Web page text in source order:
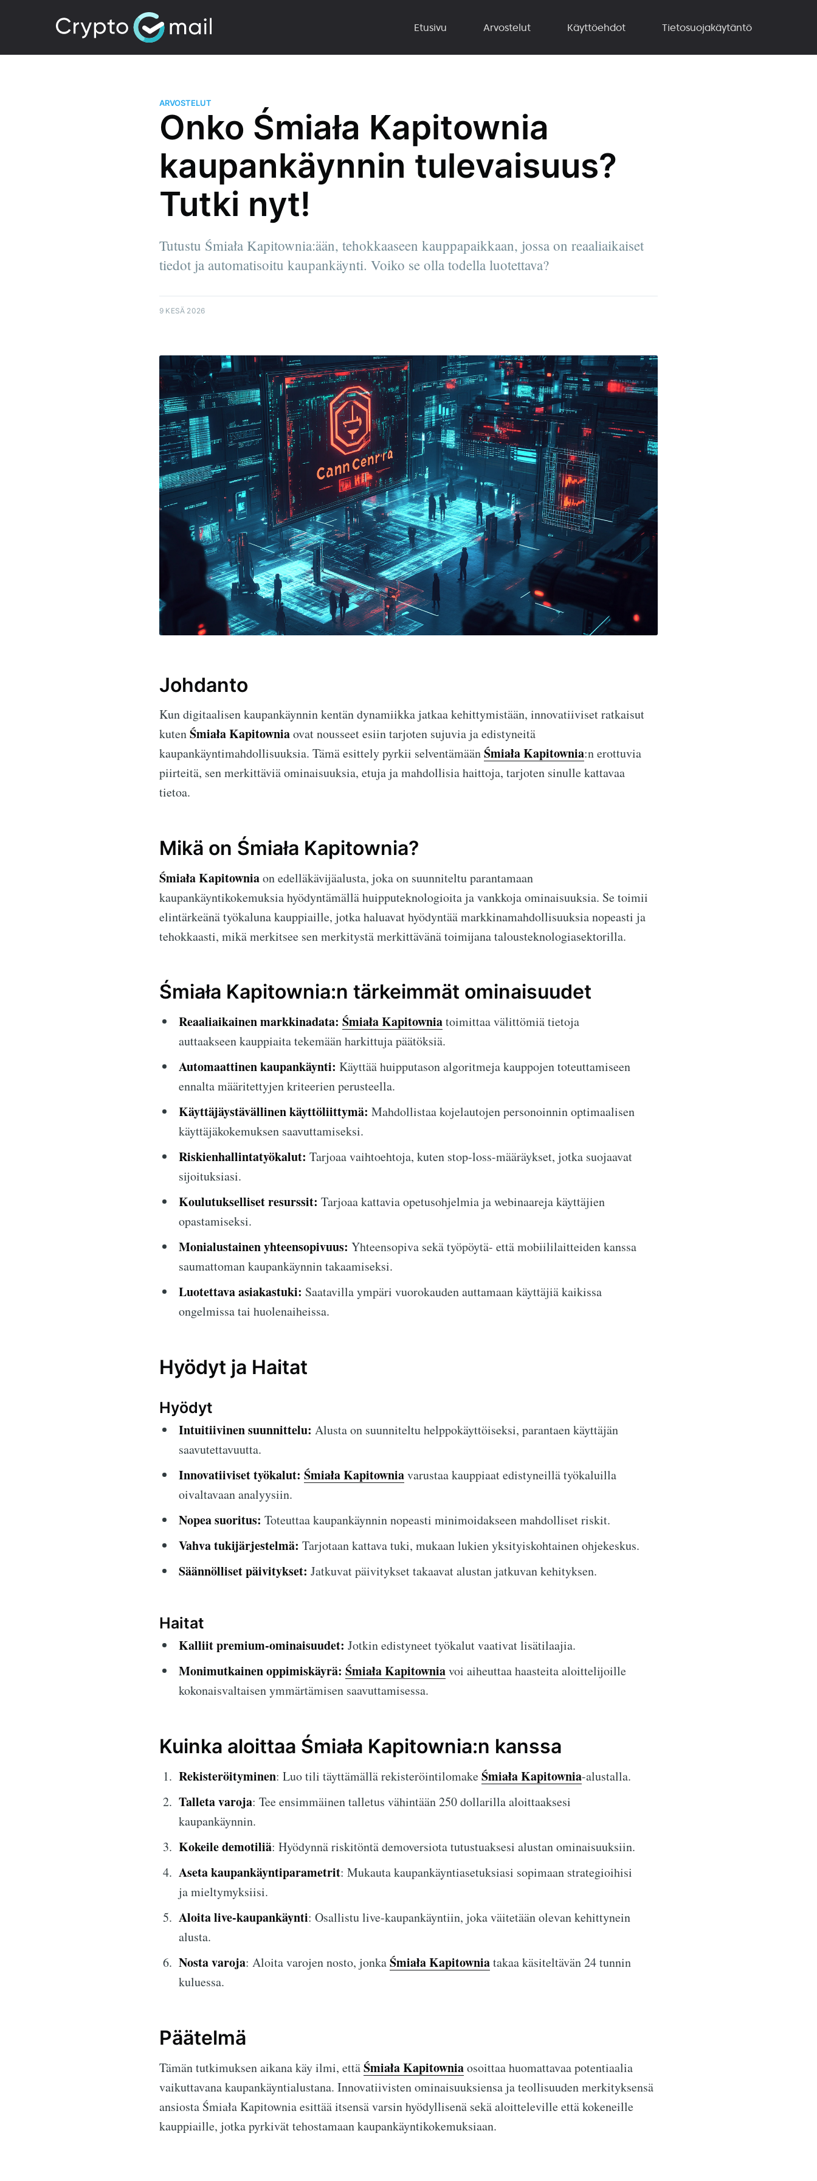
Etusivu Arvostelut Käyttöehdot Tietosuojakäytäntö
ARVOSTELUT
Onko Śmiała Kapitownia
kaupankäynnin tulevaisuus?
Tutki nyt!
Tutustu Śmiała Kapitownia:ään, tehokkaaseen kauppapaikkaan, jossa on reaaliaikaiset
tiedot ja automatisoitu kaupankäynti. Voiko se olla todella luotettava?
9 KESÄ 2026
Johdanto
Kun digitaalisen kaupankäynnin kentän dynamiikka jatkaa kehittymistään, innovatiiviset ratkaisut
kutenŚmiała Kapitowniaovat nousseet esiin tarjoten sujuvia ja edistyneitä
kaupankäyntimahdollisuuksia. Tämä esittely pyrkii selventämäänŚmiała Kapitownia:n erottuvia
piirteitä, sen merkittäviä ominaisuuksia, etuja ja mahdollisia haittoja, tarjoten sinulle kattavaa
tietoa.
Mikä on Śmiała Kapitownia?
Śmiała Kapitowniaon edelläkävijäalusta, joka on suunniteltu parantamaan
kaupankäyntikokemuksia hyödyntämällä huipputeknologioita ja vankkoja ominaisuuksia. Se toimii
elintärkeänä työkaluna kauppiaille, jotka haluavat hyödyntää markkinamahdollisuuksia nopeasti ja
tehokkaasti, mikä merkitsee sen merkitystä merkittävänä toimijana talousteknologiasektorilla.
Śmiała Kapitownia:n tärkeimmät ominaisuudet
Reaaliaikainen markkinadata: Śmiała Kapitowniatoimittaa välittömiä tietoja
auttaakseen kauppiaita tekemään harkittuja päätöksiä.
Automaattinen kaupankäynti: Käyttää huipputason algoritmeja kauppojen toteuttamiseen
ennalta määritettyjen kriteerien perusteella.
Käyttäjäystävällinen käyttöliittymä: Mahdollistaa kojelautojen personoinnin optimaalisen
käyttäjäkokemuksen saavuttamiseksi.
Riskienhallintatyökalut: Tarjoaa vaihtoehtoja, kuten stop-loss-määräykset, jotka suojaavat
sijoituksiasi.
Koulutukselliset resurssit: Tarjoaa kattavia opetusohjelmia ja webinaareja käyttäjien
opastamiseksi.
Monialustainen yhteensopivuus: Yhteensopiva sekä työpöytä- että mobiililaitteiden kanssa
saumattoman kaupankäynnin takaamiseksi.
Luotettava asiakastuki: Saatavilla ympäri vuorokauden auttamaan käyttäjiä kaikissa
ongelmissa tai huolenaiheissa.
Hyödyt ja Haitat
Hyödyt
Intuitiivinen suunnittelu: Alusta on suunniteltu helppokäyttöiseksi, parantaen käyttäjän
saavutettavuutta.
Innovatiiviset työkalut: Śmiała Kapitowniavarustaa kauppiaat edistyneillä työkaluilla
oivaltavaan analyysiin.
Nopea suoritus: Toteuttaa kaupankäynnin nopeasti minimoidakseen mahdolliset riskit.
Vahva tukijärjestelmä: Tarjotaan kattava tuki, mukaan lukien yksityiskohtainen ohjekeskus.
Säännölliset päivitykset: Jatkuvat päivitykset takaavat alustan jatkuvan kehityksen.
Haitat
Kalliit premium-ominaisuudet: Jotkin edistyneet työkalut vaativat lisätilaajia.
Monimutkainen oppimiskäyrä: Śmiała Kapitowniavoi aiheuttaa haasteita aloittelijoille
kokonaisvaltaisen ymmärtämisen saavuttamisessa.
Kuinka aloittaa Śmiała Kapitownia:n kanssa
Rekisteröityminen: Luo tili täyttämällä rekisteröintilomakeŚmiała Kapitownia-alustalla.
Talleta varoja: Tee ensimmäinen talletus vähintään 250 dollarilla aloittaaksesi
kaupankäynnin.
Kokeile demotiliä: Hyödynnä riskitöntä demoversiota tutustuaksesi alustan ominaisuuksiin.
Aseta kaupankäyntiparametrit: Mukauta kaupankäyntiasetuksiasi sopimaan strategioihisi
ja mieltymyksiisi.
Aloita live-kaupankäynti: Osallistu live-kaupankäyntiin, joka väitetään olevan kehittynein
alusta.
Nosta varoja: Aloita varojen nosto, jonkaŚmiała Kapitowniatakaa käsiteltävän 24 tunnin
kuluessa.
Päätelmä
Tämän tutkimuksen aikana käy ilmi, ettäŚmiała Kapitowniaosoittaa huomattavaa potentiaalia
vaikuttavana kaupankäyntialustana. Innovatiivisten ominaisuuksiensa ja teollisuuden merkityksensä
ansiosta Śmiała Kapitownia esittää itsensä varsin hyödyllisenä sekä aloitteleville että kokeneille
kauppiaille, jotka pyrkivät tehostamaan kaupankäyntikokemuksiaan.